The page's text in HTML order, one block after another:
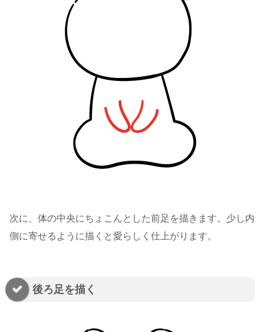
次に、体の中央にちょこんとした前足を描きます。少し内
側に寄せるように描くと愛らしく仕上がります。
後ろ足を描く